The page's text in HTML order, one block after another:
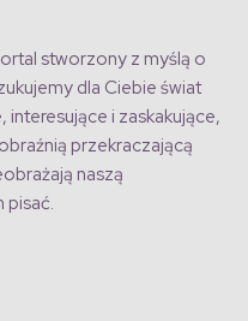
stworzony z myślą o
dla Ciebie świat
i zaskakujące,
przekraczającą
naszą
pisać.